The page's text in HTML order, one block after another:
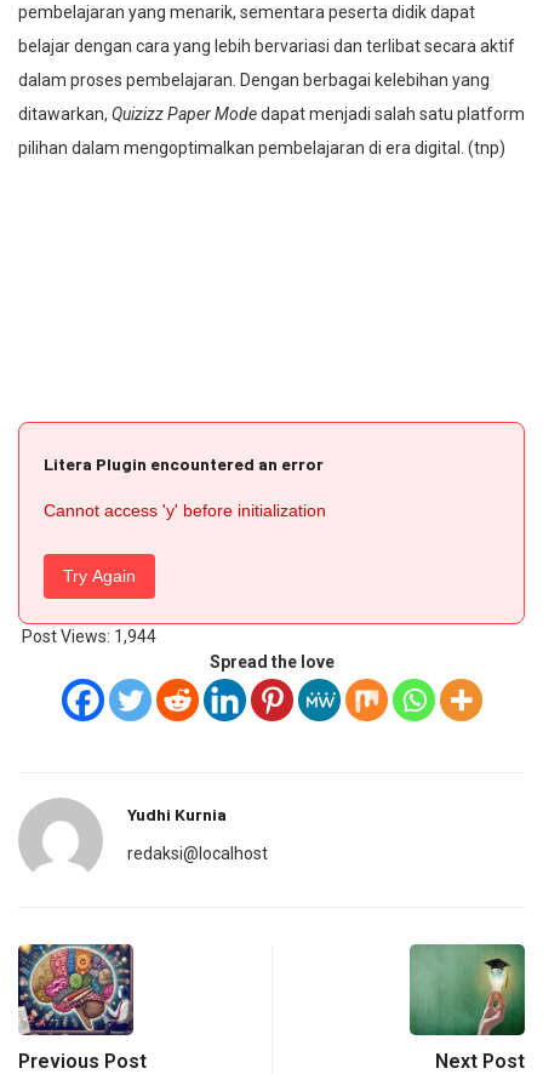
pembelajaran yang menarik, sementara peserta didik dapat
belajar dengan cara yang lebih bervariasi dan terlibat secara aktif
dalam proses pembelajaran. Dengan berbagai kelebihan yang
ditawarkan, Quizizz Paper Modedapat menjadi salah satu platform
pilihan dalam mengoptimalkan pembelajaran di era digital. (tnp)
Litera Plugin encountered an error
Cannot access 'y' before initialization
Try Again
Post Views: 1,944
Spread the love
Yudhi Kurnia
redaksi@localhost
Previous Post Next Post